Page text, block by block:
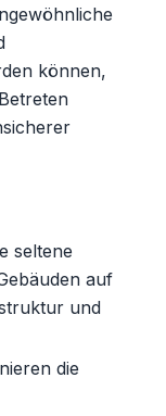
können,
seltene
auf
und
die